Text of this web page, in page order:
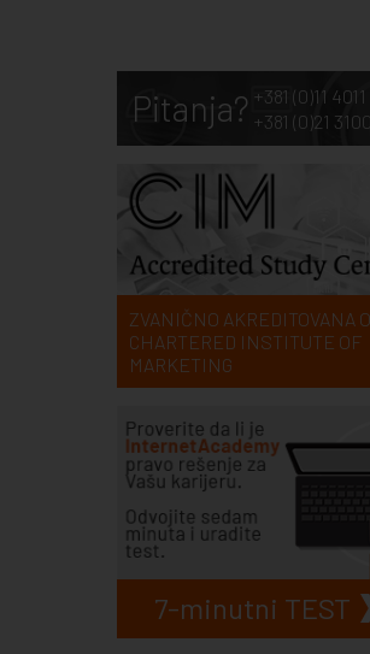
Pitanja? +381 (0)11
+381 (0)21
ZVANIČNO AKREDITOVANA
CHARTERED INSTITUTE OF
MARKETING
7-minutni TEST